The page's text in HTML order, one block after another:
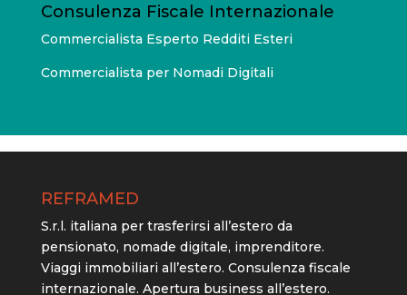
Consulenza Fiscale Internazionale
Commercialista Esperto Redditi Esteri
Commercialista per Nomadi Digitali
REFRAMED
S.r.l. italiana per trasferirsi all’estero da
pensionato, nomade digitale, imprenditore.
Viaggi immobiliari all’estero. Consulenza fiscale
internazionale. Apertura business all’estero.